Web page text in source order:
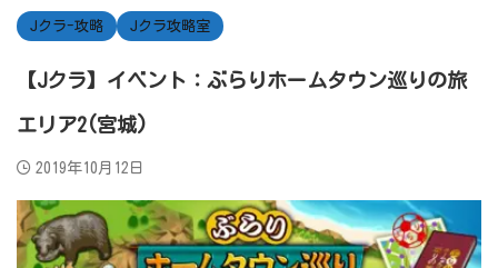
Jクラ-攻略 Jクラ攻略室
【Jクラ】イベント：ぶらりホームタウン巡りの旅
エリア2(宮城)
2019年10月12日